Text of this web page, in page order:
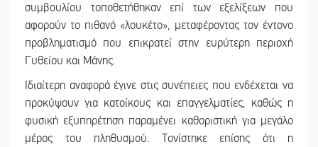
συμβουλίου τοποθετήθηκαν επί των εξελίξεων που
αφορούν το πιθανό «λουκέτο», μεταφέροντας τον έντονο
προβληματισμό που επικρατεί στην ευρύτερη περιοχή
Γυθείου και Μάνης.
Ιδιαίτερη αναφορά έγινε στις συνέπειες που ενδέχεται να
προκύψουν για κατοίκους και επαγγελματίες, καθώς η
φυσική εξυπηρέτηση παραμένει καθοριστική για μεγάλο
μέρος του πληθυσμού. Τονίστηκε επίσης ότι η